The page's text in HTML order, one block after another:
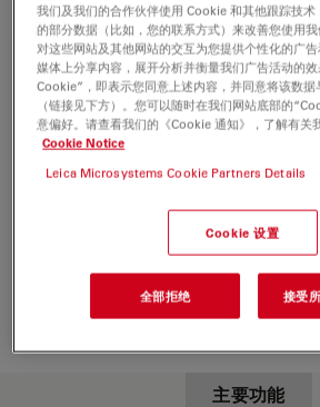
主要功能
我们及我们的合作伙伴使用 Cookie 和其他跟踪技
的部分数据（比如，您的联系方式）来改善您使用
对这些网站及其他网站的交互为您提供个性化的广
媒体上分享内容，展开分析并衡量我们广告活动的
Cookie”，即表示您同意上述内容，并同意将该数
（链接见下方）。您可以随时在我们网站底部的
意偏好。请查看我们的《Cookie 通知》，了解有关
Cookie Notice
Leica Microsystems Cookie Partners Details
Cookie 设置
全部拒绝 接受